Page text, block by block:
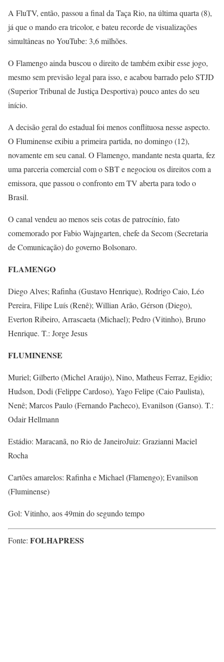
A FluTV, então, passou a final da Taça Rio, na última quarta (8),
já que o mando era tricolor, e bateu recorde de visualizações
simultâneas no YouTube: 3,6 milhões.
O Flamengo ainda buscou o direito de também exibir esse jogo,
mesmo sem previsão legal para isso, e acabou barrado pelo STJD
(Superior Tribunal de Justiça Desportiva) pouco antes do seu
início.
A decisão geral do estadual foi menos conflituosa nesse aspecto.
O Fluminense exibiu a primeira partida, no domingo (12),
novamente em seu canal. O Flamengo, mandante nesta quarta, fez
uma parceria comercial com o SBT e negociou os direitos com a
emissora, que passou o confronto em TV aberta para todo o
Brasil.
O canal vendeu ao menos seis cotas de patrocínio, fato
comemorado por Fabio Wajngarten, chefe da Secom (Secretaria
de Comunicação) do governo Bolsonaro.
FLAMENGO
Diego Alves; Rafinha (Gustavo Henrique), Rodrigo Caio, Léo
Pereira, Filipe Luís (Renê); Willian Arão, Gérson (Diego),
Everton Ribeiro, Arrascaeta (Michael); Pedro (Vitinho), Bruno
Henrique. T.: Jorge Jesus
FLUMINENSE
Muriel; Gilberto (Michel Araújo), Nino, Matheus Ferraz, Egidio;
Hudson, Dodi (Felippe Cardoso), Yago Felipe (Caio Paulista),
Nenê; Marcos Paulo (Fernando Pacheco), Evanilson (Ganso). T.:
Odair Hellmann
Estádio: Maracanã, no Rio de JaneiroJuiz: Grazianni Maciel
Rocha
Cartões amarelos: Rafinha e Michael (Flamengo); Evanilson
(Fluminense)
Gol: Vitinho, aos 49min do segundo tempo
Fonte: FOLHAPRESS